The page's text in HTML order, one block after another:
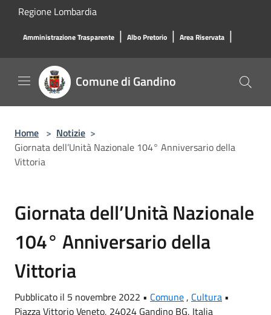
Salta al contenuto principale
Regione Lombardia
Amministrazione Trasparente | Albo Pretorio | Area Riservata |
Comune di Gandino
Home > Notizie >
Giornata dell’Unità Nazionale 104° Anniversario della
Vittoria
Giornata dell’Unità Nazionale
104° Anniversario della
Vittoria
Pubblicato il 5 novembre 2022 • Comune, Cultura •
Piazza Vittorio Veneto, 24024 Gandino BG, Italia